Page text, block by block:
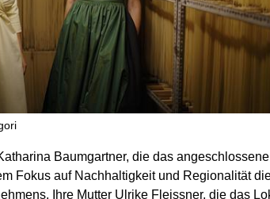
Baumgartner, die das angeschlossene
Fokus auf Nachhaltigkeit und Regionalität
Ihre Mutter Ulrike Fleissner, die das